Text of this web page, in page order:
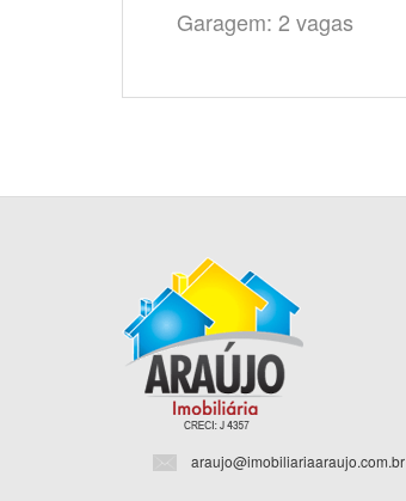
Garagem: 2 vagas
araujo@imobiliariaaraujo.com.br